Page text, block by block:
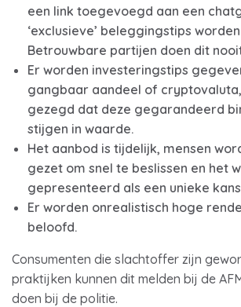
een link toegevoegd aan een
‘exclusieve’ beleggingstips
Betrouwbare partijen doen dit
Er worden investeringstips
gangbaar aandeel of
gezegd dat deze gegarandeerd
stijgen in waarde.
Het aanbod is tijdelijk, mensen
gezet om snel te beslissen en het
gepresenteerd als een unieke
Er worden onrealistisch hoge
beloofd.
Consumenten die slachtoffer zijn
praktijken kunnen dit melden bij de
doen bij de politie.